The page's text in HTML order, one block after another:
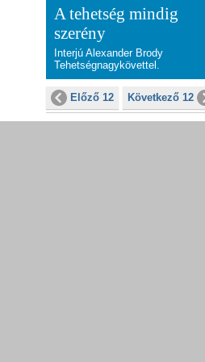
A tehetség mindig
szerény
Interjú Alexander Brody
Tehetségnagykövettel.
Előző 12 Következő 12